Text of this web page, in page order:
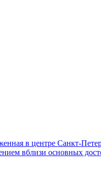
в центре Санкт-
вблизи основных